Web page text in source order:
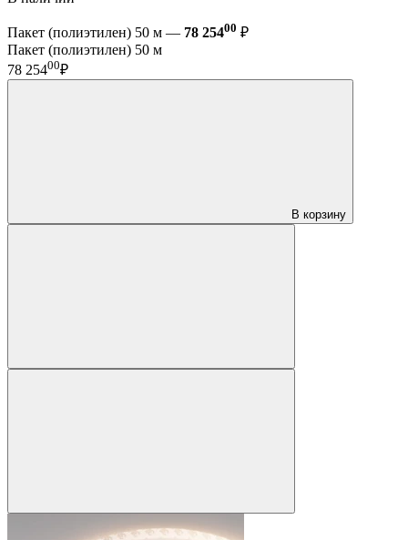
Пакет (полиэтилен) 50 м — 78 25400 ₽
Пакет (полиэтилен) 50 м
78 25400₽
В корзину